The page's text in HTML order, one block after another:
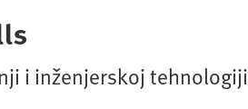
i inženjerskoj tehnologiji